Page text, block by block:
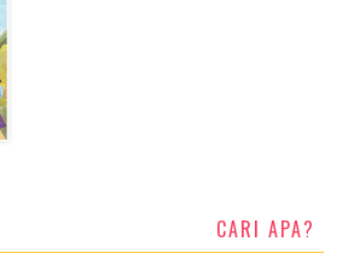
CARI APA?